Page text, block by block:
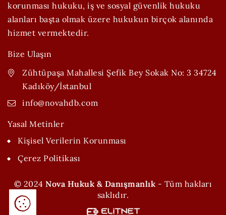
korunması hukuku, iş ve sosyal güvenlik hukuku
alanları başta olmak üzere hukukun birçok alanında
hizmet vermektedir.
Bize Ulaşın
Zühtüpaşa Mahallesi Şefik Bey Sokak No: 3 34724
Kadıköy/İstanbul
info@novahdb.com
Yasal Metinler
Kişisel Verilerin Korunması
Çerez Politikası
© 2024Nova Hukuk & Danışmanlık - Tüm hakları
saklıdır.